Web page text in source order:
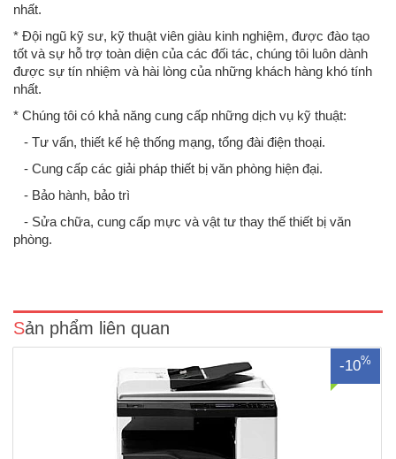
nhất.
* Đội ngũ kỹ sư, kỹ thuật viên giàu kinh nghiệm, được đào tạo
tốt và sự hỗ trợ toàn diện của các đối tác, chúng tôi luôn dành
được sự tín nhiệm và hài lòng của những khách hàng khó tính
nhất.
* Chúng tôi có khả năng cung cấp những dịch vụ kỹ thuật:
- Tư vấn, thiết kế hệ thống mạng, tổng đài điện thoại.
- Cung cấp các giải pháp thiết bị văn phòng hiện đại.
- Bảo hành, bảo trì
- Sửa chữa, cung cấp mực và vật tư thay thế thiết bị văn
phòng.
Sản phẩm liên quan
-10%
Máy photo Ricoh M2701 (Mới 100%)Chức năng: Copy – In mạng –
Quét màu mạng - Đảo mặt bản chụp – Nạp đảo bản gốc tự động Tốc